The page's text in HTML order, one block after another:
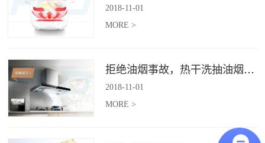
2018-11-01
MORE >
拒绝油烟事故，热干洗抽油烟机给你安全洁净厨房
2018-11-01
MORE >